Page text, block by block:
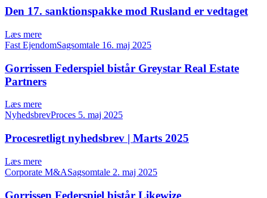
Den 17. sanktionspakke mod Rusland er vedtaget
Læs mere
Fast EjendomSagsomtale 16. maj 2025
Gorrissen Federspiel bistår Greystar Real Estate
Partners
Læs mere
NyhedsbrevProces 5. maj 2025
Procesretligt nyhedsbrev | Marts 2025
Læs mere
Corporate M&ASagsomtale 2. maj 2025
Gorrissen Federspiel bistår Likewize